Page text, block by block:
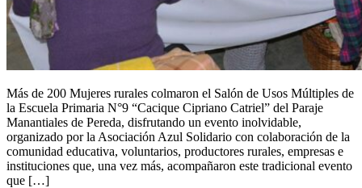
Más de 200 Mujeres rurales colmaron el Salón de Usos Múltiples de
la Escuela Primaria N°9 “Cacique Cipriano Catriel” del Paraje
Manantiales de Pereda, disfrutando un evento inolvidable,
organizado por la Asociación Azul Solidario con colaboración de la
comunidad educativa, voluntarios, productores rurales, empresas e
instituciones que, una vez más, acompañaron este tradicional evento
que […]